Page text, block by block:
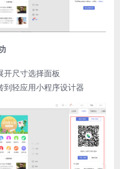
开尺寸选择面板
到轻应用小程序设计器